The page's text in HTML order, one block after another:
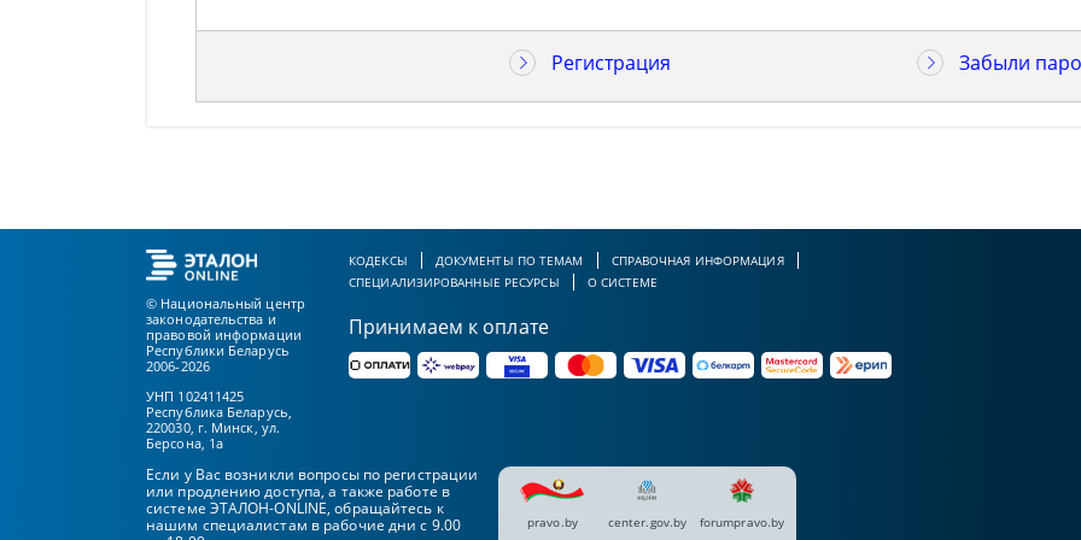
Регистрация Забыли
© Национальный центр
законодательства и
правовой информации
Республики Беларусь
2006-2026
УНП 102411425
Республика Беларусь,
220030, г. Минск, ул.
Берсона, 1а
КОДЕКСЫ ДОКУМЕНТЫ ПО ТЕМАМ
СПРАВОЧНАЯ ИНФОРМАЦИЯ
СПЕЦИАЛИЗИРОВАННЫЕ РЕСУРСЫ
О СИСТЕМЕ
Принимаем к оплате
Если у Вас возникли вопросы по регистрации
или продлению доступа, а также работе в
системе ЭТАЛОН-ONLINE, обращайтесь к
нашим специалистам в рабочие дни с 9.00
pravo.by center.gov.by forumpravo.by